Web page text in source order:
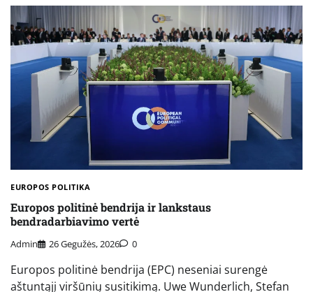
EUROPOS POLITIKA
Europos politinė bendrija ir lankstaus
bendradarbiavimo vertė
Admin 26 Gegužės, 2026 0
Europos politinė bendrija (EPC) neseniai surengė
aštuntąjį viršūnių susitikimą. Uwe Wunderlich, Stefan